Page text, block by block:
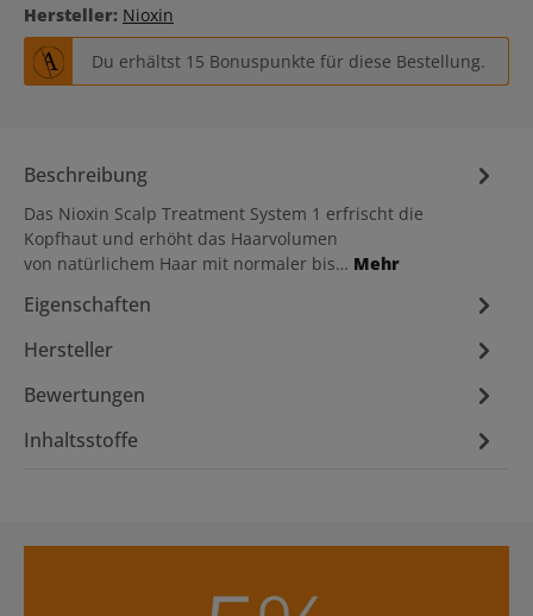
Hersteller: Nioxin
Du erhältst 15 Bonuspunkte für diese Bestellung.
Beschreibung
Das Nioxin Scalp Treatment System 1 erfrischt die
Kopfhaut und erhöht das Haarvolumen
von natürlichem Haar mit normaler bis… Mehr
Eigenschaften
Hersteller
Bewertungen
Inhaltsstoffe